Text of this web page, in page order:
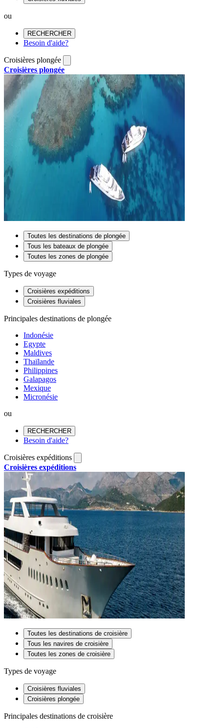
ou
RECHERCHER
Besoin d'aide?
Croisières plongée
Croisières plongée
Toutes les destinations de plongée
Tous les bateaux de plongée
Toutes les zones de plongée
Types de voyage
Croisières expéditions
Croisières fluviales
Principales destinations de plongée
Indonésie
Egypte
Maldives
Thaïlande
Philippines
Galapagos
Mexique
Micronésie
ou
RECHERCHER
Besoin d'aide?
Croisières expéditions
Croisières expéditions
Toutes les destinations de croisière
Tous les navires de croisière
Toutes les zones de croisière
Types de voyage
Croisières fluviales
Croisières plongée
Principales destinations de croisière